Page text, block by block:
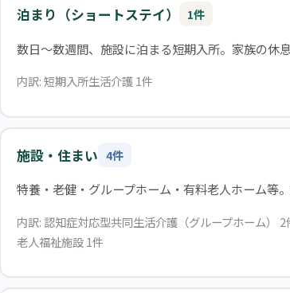
泊まり（ショートステイ） 1件
数日〜数週間、施設に泊まる短期入所。家族の休息
内訳: 短期入所生活介護 1件
施設・住まい 4件
特養・老健・グループホーム・有料老人ホーム等
内訳: 認知症対応型共同生活介護（グループホーム）
老人福祉施設 1件